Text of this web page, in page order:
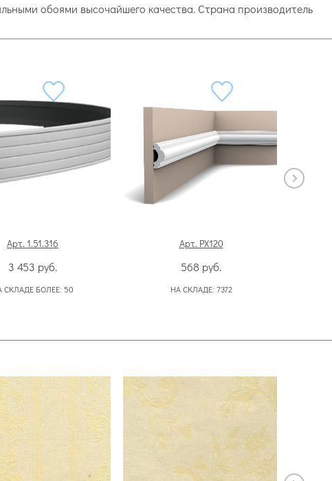
обоями высочайшего качества. Страна производитель
Арт. 1.51.316
3 453 руб.
СКЛАДЕ БОЛЕЕ: 50
Арт. PX120
568 руб.
НА СКЛАДЕ: 7372